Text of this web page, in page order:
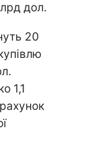
дол.
20
1,1